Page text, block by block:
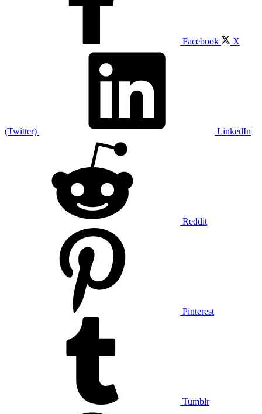
Facebook X
(Twitter) LinkedIn
Reddit
Pinterest
Tumblr